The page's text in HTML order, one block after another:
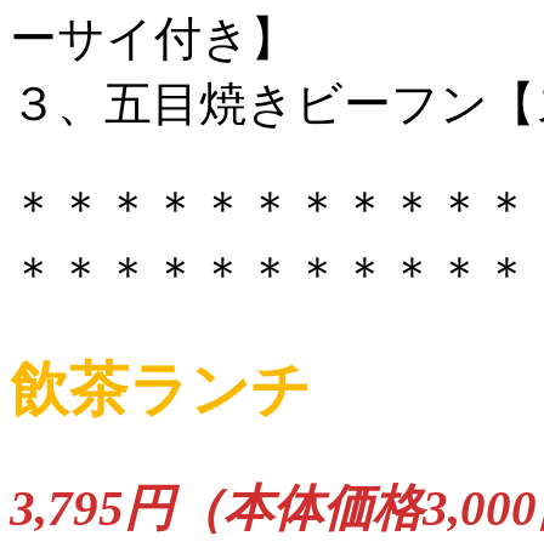
ーサイ付き】
３、五目焼きビーフン
＊＊＊＊＊＊＊＊＊＊
＊＊＊＊＊＊＊＊＊＊＊
飲茶ランチ
3,795円（本体価格